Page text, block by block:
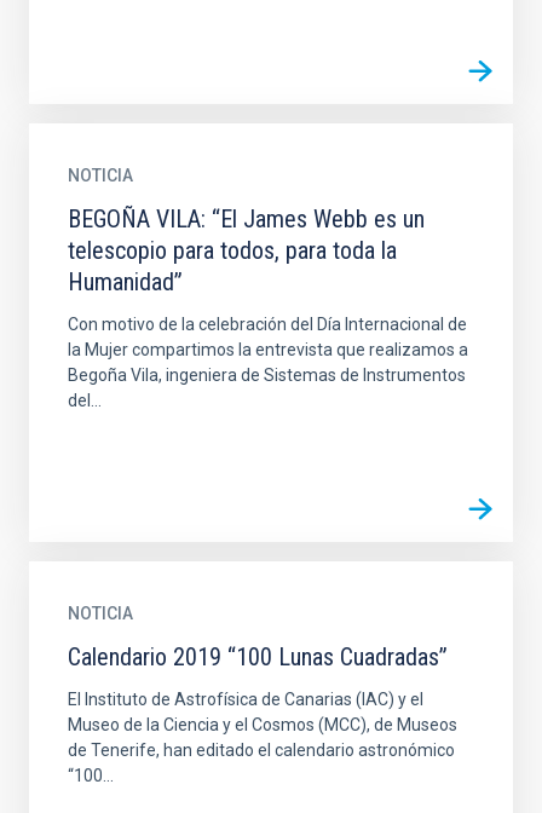
NOTICIA
BEGOÑA VILA: “El James Webb es un
telescopio para todos, para toda la
Humanidad”
Con motivo de la celebración del Día Internacional de
la Mujer compartimos la entrevista que realizamos a
Begoña Vila, ingeniera de Sistemas de Instrumentos
del...
NOTICIA
Calendario 2019 “100 Lunas Cuadradas”
El Instituto de Astrofísica de Canarias (IAC) y el
Museo de la Ciencia y el Cosmos (MCC), de Museos
de Tenerife, han editado el calendario astronómico
“100...